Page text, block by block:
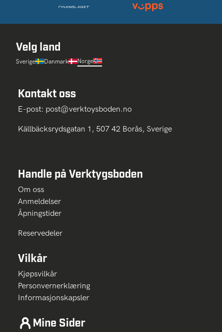
Velg land
Sverige Danmark Norge
Kontakt oss
E-post: post@verktoysboden.no
Källbäcksrydsgatan 1, 507 42 Borås, Sverige
Handle på Verktygsboden
Om oss
Anmeldelser
Åpningstider
Reservedeler
Vilkår
Kjøpsvilkår
Personvernerklæring
Informasjonskapsler
Mine Sider